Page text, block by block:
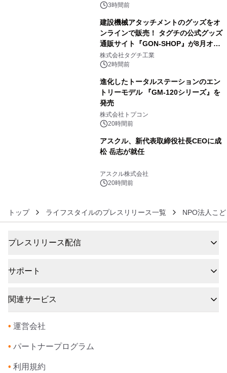
3時間前
建設機械アタッチメントのグッズをオ
ンラインで販売！ タグチの公式グッズ
通販サイト『GON-SHOP』が8月オー
プン
株式会社タグチ工業
2時間前
進化したトータルステーションのエン
トリーモデル 『GM-120シリーズ』を
発売
株式会社トプコン
20時間前
アスクル、新代表取締役社長CEOに成
松 岳志が就任
アスクル株式会社
20時間前
トップ ライフスタイルのプレスリリース一覧 NPO法人こ
プレスリリース配信
サポート
関連サービス
• 運営会社
• パートナープログラム
• 利用規約